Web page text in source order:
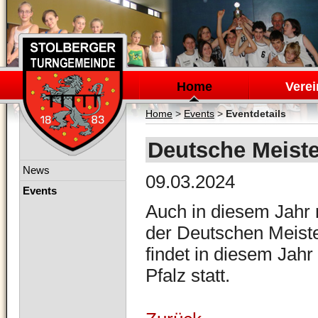
Navigation
überspringen
Home
Home> Events> Eventdetails
Deutsche
09.03.2024
Auch in diesem Jahr
der Deutschen
findet in diesem
Pfalz statt.
Navigation
News
Events